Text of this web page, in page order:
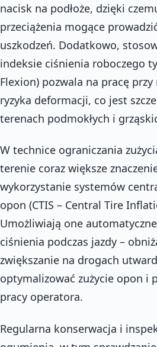
nacisk na podłoże, dzięki
przeciążenia mogące
uszkodzeń. Dodatkowo,
indeksie ciśnienia roboczego
Flexion) pozwala na pracę
ryzyka deformacji, co jest
terenach podmokłych i
W technice ograniczania
terenie coraz większe
wykorzystanie systemów
opon (CTIS – Central Tire
Umożliwiają one
ciśnienia podczas jazdy –
zwiększanie na drogach
optymalizować zużycie opon i
pracy operatora.
Regularna konserwacja i